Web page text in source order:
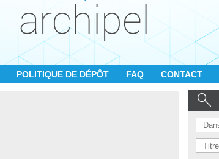
POLITIQUE DE DÉPÔT FAQ CONTACT